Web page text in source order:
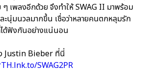
ๆ เพลงอีกด้วย จึงทำให้ SWAG II มาพร้อม
ะนุ่มนวลมากขึ้น เชื่อว่าหลายคนตกหลุมรัก
ด้ฟังกันอย่างแน่นอน
Justin Bieber ที่นี่
SWAG2PR